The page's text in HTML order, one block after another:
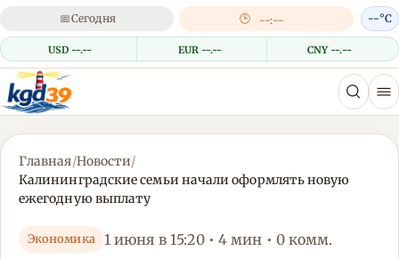
📅Сегодня 🕒 --:--
USD --.-- EUR --.-- CNY --.--
--°C
Главная/Новости/
Калининградские семьи начали оформлять новую
ежегодную выплату
Экономика 1 июня в 15:20 • 4 мин • 0 комм.